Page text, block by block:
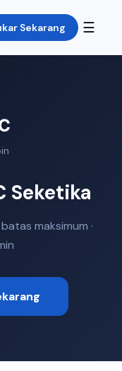
Sekarang ☰
Seketika
maksimum ·